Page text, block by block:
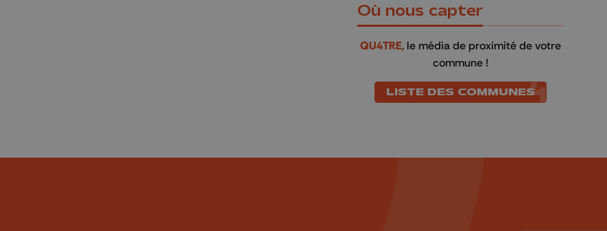
Où nous capter
QU4TRE, le média de proximité de votre
commune !
LISTE DES COMMUNES